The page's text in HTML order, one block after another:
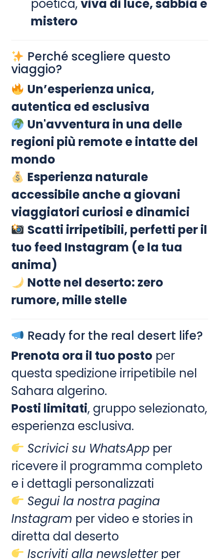
poetica, viva di luce, sabbia e
mistero
Perché scegliere questo
viaggio?
Un’esperienza unica,
autentica ed esclusiva
Un'avventura in una delle
regioni più remote e intatte del
mondo
Esperienza naturale
accessibile anche a giovani
viaggiatori curiosi e dinamici
Scatti irripetibili, perfetti per il
tuo feed Instagram (e la tua
anima)
Notte nel deserto: zero
rumore, mille stelle
Ready for the real desert life?
Prenota ora il tuo posto per
questa spedizione irripetibile nel
Sahara algerino.
Posti limitati, gruppo selezionato,
esperienza esclusiva.
Scrivici su WhatsAppper
ricevere il programma completo
e i dettagli personalizzati
Segui la nostra pagina
Instagram per video e stories in
diretta dal deserto
Iscriviti alla newsletterper